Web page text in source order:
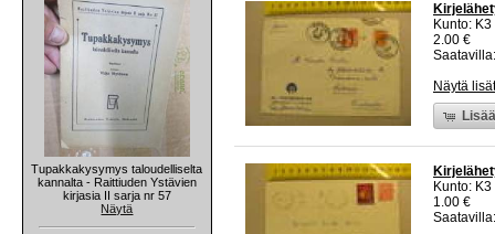
Tupakkakysymys taloudelliselta
kannalta - Raittiuden Ystävien
kirjasia II sarja nr 57
Näytä
Kunto:
2.00 €
Näytä
Kunto:
1.00 €